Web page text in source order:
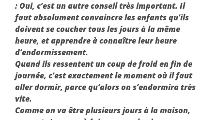
: Oui, c’est un autre conseil très important. Il
faut absolument convaincre les enfants qu’ils
doivent se coucher tous les jours à la même
heure, et apprendre à connaître leur heure
d’endormissement.
Quand ils ressentent un coup de froid en fin de
journée, c’est exactement le moment où il faut
aller dormir, parce qu’alors on s’endormira très
vite.
Comme on va être plusieurs jours à la maison,